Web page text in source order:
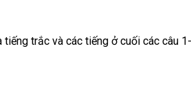
trắc và các tiếng ở cuối các câu